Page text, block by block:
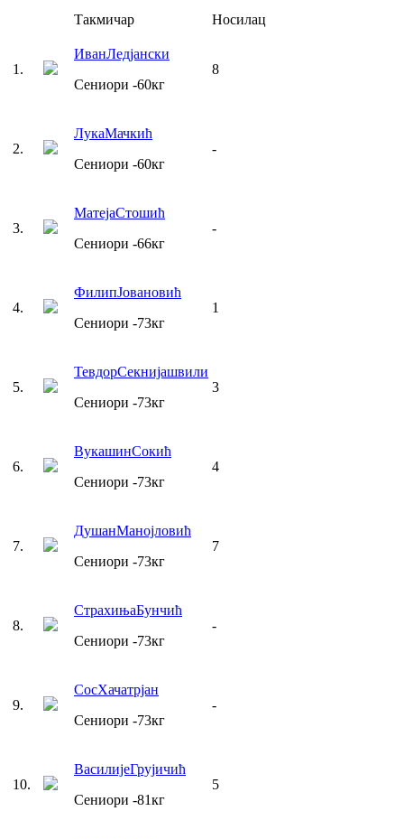
Такмичар Носилац
1 .
ИванЛедјански
Сениори -60кг
8
2.
ЛукаМачкић
Сениори -60кг
-
3.
МатејаСтошић
Сениори -66кг
-
4.
ФилипЈовановић
Сениори -73кг
1
5.
ТевдорСекнијашвили
Сениори -73кг
3
6.
ВукашинСокић
Сениори -73кг
4
7.
ДушанМанојловић
Сениори -73кг
7
8.
СтрахињаБунчић
Сениори -73кг
-
9.
СосХачатрјан
Сениори -73кг
-
10.
ВасилијеГрујичић
Сениори -81кг
5